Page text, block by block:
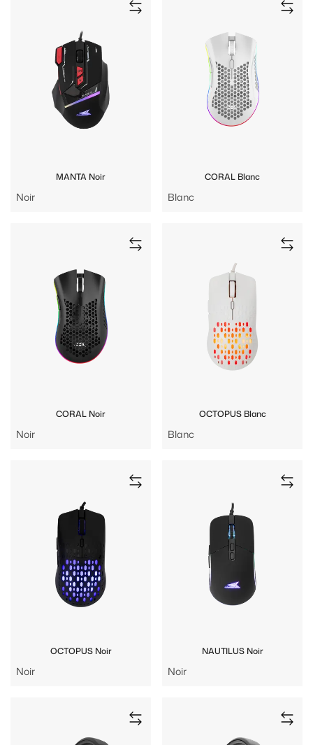
MANTA Noir
Noir
CORAL Blanc
Blanc
CORAL Noir
Noir
OCTOPUS Blanc
Blanc
OCTOPUS Noir
Noir
NAUTILUS Noir
Noir